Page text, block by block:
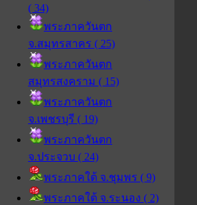
( 34)
พระภาควันตก
จ.สมุทรสาคร ( 25)
พระภาควันตก
สมุทรสงคราม ( 15)
พระภาควันตก
จ.เพชรบุรี ( 19)
พระภาควันตก
จ.ประจวบ ( 24)
พระภาคใต้ จ.ชุมพร ( 9)
พระภาคใต้ จ.ระนอง ( 2)